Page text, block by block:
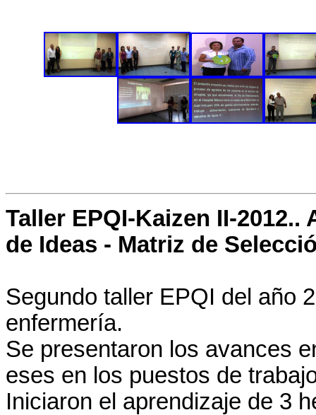
Taller EPQI-Kaizen II-
de Ideas - Matriz de
Segundo taller EPQI del año
enfermería.
Se presentaron los avances
eses en los puestos de
Iniciaron el aprendizaje de 3